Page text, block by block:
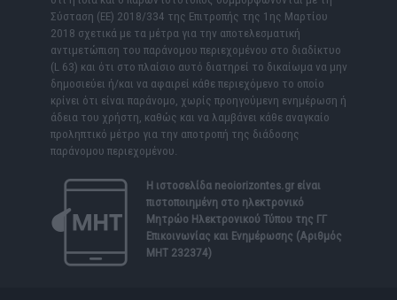
Σύσταση (ΕΕ) 2018/334 της Επιτροπής της 1ης Μαρτίου
2018 σχετικά με τα μέτρα για την αποτελεσματική
αντιμετώπιση του παράνομου περιεχομένου στο διαδίκτυο
(L 63) και ότι στο πλαίσιο αυτό διατηρεί το δικαίωμα να μην
δημοσιεύει ή/και να αφαιρεί κάθε περιεχόμενο το οποίο
κρίνει ότι είναι παράνομο, χωρίς προηγούμενη ενημέρωση ή
άδεια του χρήστη, καθώς και να λαμβάνει κάθε αναγκαίο
προληπτικό μέτρο για την αποτροπή της διάδοσης
παράνομου περιεχομένου.
Η ιστοσελίδα neoiorizontes.grείναι
πιστοποιημένη στο ηλεκτρονικό
Μητρώο Ηλεκτρονικού Τύπου της ΓΓ
Επικοινωνίας και Ενημέρωσης (Αριθμός
ΜΗΤ 232374)